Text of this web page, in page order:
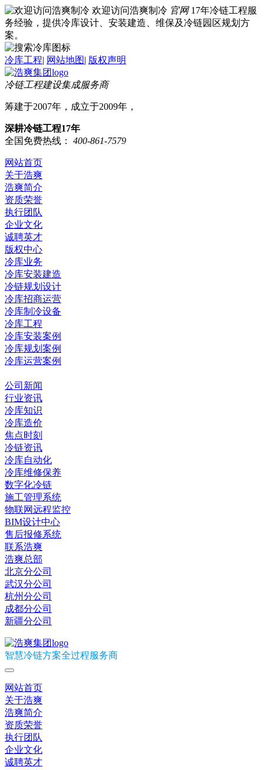
欢迎访问浩爽制冷 官网 17年冷链工程服
务经验，提供冷库设计、安装建造、维保及冷链园区规划方
案。
冷库工程| 网站地图| 版权声明
冷链工程建设集成服务商
筹建于2007年，成立于2009年，
深耕冷链工程17年
全国免费热线：
400-861-7579
网站首页
关于浩爽
浩爽简介
资质荣誉
执行团队
企业文化
诚聘英才
版权中心
冷库业务
冷库安装建造
冷链规划设计
冷库招商运营
冷库制冷设备
冷库工程
冷库安装案例
冷库规划案例
冷库运营案例
公司新闻
行业资讯
冷库知识
冷库造价
焦点时刻
冷链资讯
冷库自动化
冷库维修保养
数字化冷链
施工管理系统
物联网远程监控
BIM设计中心
售后报修系统
联系浩爽
浩爽总部
北京分公司
武汉分公司
杭州分公司
成都分公司
新疆分公司
智慧冷链方案全过程服务商
网站首页
关于浩爽
浩爽简介
资质荣誉
执行团队
企业文化
诚聘英才